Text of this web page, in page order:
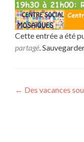
Cette entrée a été
partagé .
← Des vacances